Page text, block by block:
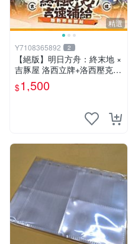
精選
Y7108365892 2
【絕版】明日方舟：終末地 ×
吉豚屋 洛西立牌+洛西壓克力
吊飾+洛西透卡
$1,500